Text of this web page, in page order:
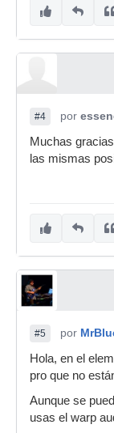
#4 por
Muchas gracias
las mismas
#5 por
Hola, en el
pro que no
Aunque se
usas el warp